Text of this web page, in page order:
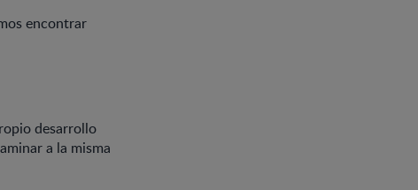
encontrar
desarrollo
a la misma